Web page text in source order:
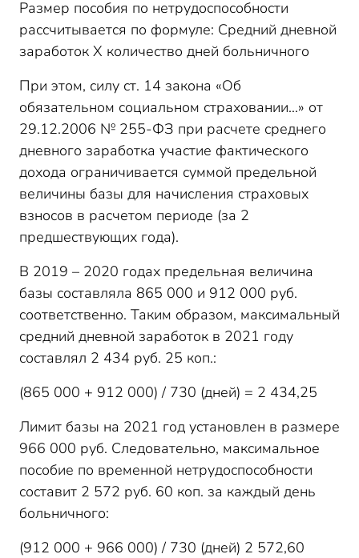
Размер пособия по нетрудоспособности
рассчитывается по формуле: Средний дневной
заработок Х количество дней больничного
При этом, силу ст. 14 закона «Об
обязательном социальном страховании…» от
29.12.2006 № 255-ФЗ при расчете среднего
дневного заработка участие фактического
дохода ограничивается суммой предельной
величины базы для начисления страховых
взносов в расчетом периоде (за 2
предшествующих года).
В 2019 – 2020 годах предельная величина
базы составляла 865 000 и 912 000 руб.
соответственно. Таким образом, максимальный
средний дневной заработок в 2021 году
составлял 2 434 руб. 25 коп.:
(865 000 + 912 000) / 730 (дней) = 2 434,25
Лимит базы на 2021 год установлен в размере
966 000 руб. Следовательно, максимальное
пособие по временной нетрудоспособности
составит 2 572 руб. 60 коп. за каждый день
больничного:
(912 000 + 966 000) / 730 (дней) 2 572,60